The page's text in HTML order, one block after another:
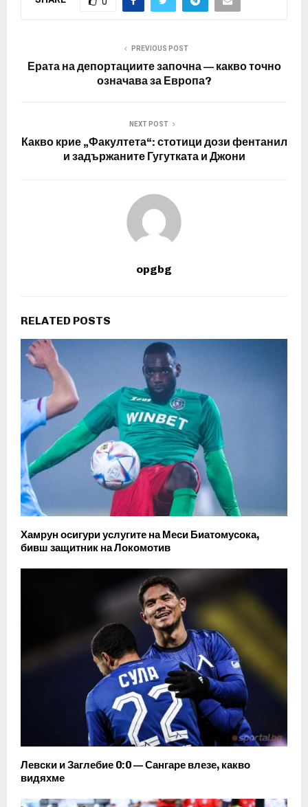
PREVIOUS POST
Ерата на депортациите започна — какво точно
означава за Европа?
NEXT POST
Какво крие „Факултета“: стотици дози фентанил
и задържаните Гугутката и Джони
opgbg
RELATED POSTS
Хамрун осигури услугите на Меси Биатомусока,
бивш защитник на Локомотив
Левски и Заглебие 0:0 — Сангаре влезе, какво
видяхме